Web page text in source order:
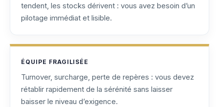
tendent, les stocks dérivent : vous avez besoin d’un
pilotage immédiat et lisible.
ÉQUIPE FRAGILISÉE
Turnover, surcharge, perte de repères : vous devez
rétablir rapidement de la sérénité sans laisser
baisser le niveau d’exigence.